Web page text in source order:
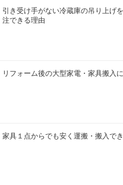
引き受け手がない冷蔵庫の吊り上げ
注できる理由
リフォーム後の大型家電・家具搬入
家具１点からでも安く運搬・搬入で